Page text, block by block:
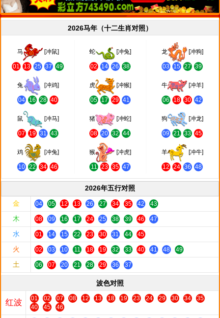
2026马年（十二生肖对照）
马 [冲鼠]
01 13 25 37 49
蛇 [冲兔]
02 14 26 38
龙 [冲狗]
03 15 27 39
兔 [冲鸡]
04 16 28 40
虎 [冲猴]
05 17 29 41
牛 [冲羊]
06 18 30 42
鼠 [冲马]
07 19 31 43
猪 [冲蛇]
08 20 32 44
狗 [冲龙]
09 21 33 45
鸡 [冲兔]
10 22 34 46
猴 [冲虎]
11 23 35 47
羊 [冲牛]
12 24 36 48
2026年五行对照
金
04 05 12 13 26 27 34 35 42 43
木 08 09 16 17 24 25 38 39 46 47
水 01 14 15 22 23 30 31 44 45
火 02 03 10 11 18 19 32 33 40 41 48 49
土 06 07 20 21 28 29 36 37
波色对照
红波 01 02 07 08 12 13 18 19 23 24 29 30 34
35
40
45 46